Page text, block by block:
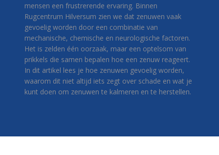
mensen een frustrerende ervaring. Binnen
Rugcentrum Hilversum zien we dat zenuwen vaak
gevoelig worden door een combinatie van
mechanische, chemische en neurologische factoren.
Het is zelden één oorzaak, maar een optelsom van
prikkels die samen bepalen hoe een zenuw reageert.
In dit artikel lees je hoe zenuwen gevoelig worden,
waarom dit niet altijd iets zegt over schade en wat je
kunt doen om zenuwen te kalmeren en te herstellen.